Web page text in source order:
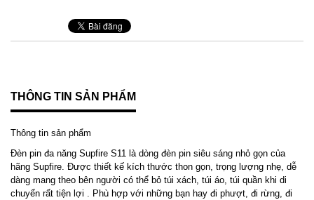
THÔNG TIN SẢN PHẨM
Thông tin sản phẩm
Đèn pin đa năng Supfire S11 là dòng đèn pin siêu sáng nhỏ gọn của
hãng Supfire. Được thiết kế kích thước thon gọn, trọng lượng nhẹ, dễ
dàng mang theo bên người có thể bỏ túi xách, túi áo, túi quần khi di
chuyển rất tiện lợi . Phù hợp với những bạn hay đi phượt, đi rừng, đi